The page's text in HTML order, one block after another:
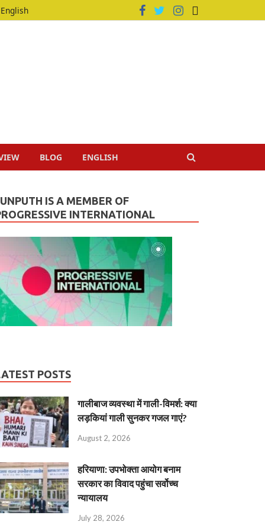
English
BLOG ENGLISH
IS A MEMBER OF
INTERNATIONAL
POSTS
गालीबाज व्‍यवस्‍था में गाली-विमर्श: क्या
लड़कियां गाली सुनकर गजल गाएं?
August 2, 2026
हरियाणा: उपभोक्ता आयोग बनाम
सरकार का विवाद पहुंचा सर्वोच्च
न्यायालय
July 28, 2026